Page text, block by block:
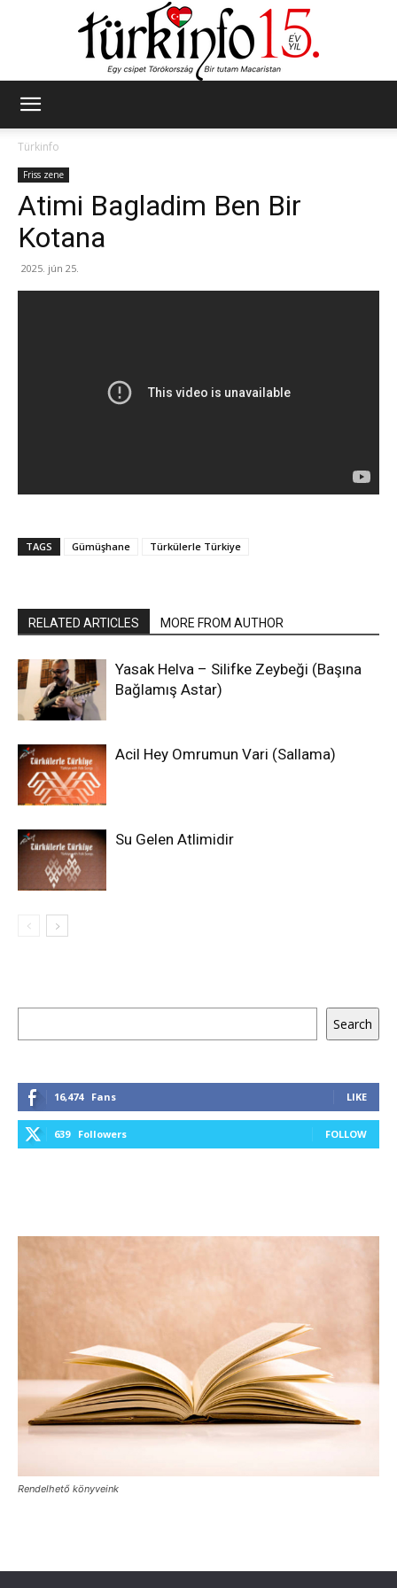
Türkinfo
Friss zene
Atimi Bagladim Ben Bir
Kotana
2025. jún 25.
TAGS Gümüşhane Türkülerle Türkiye
RELATED ARTICLES MORE FROM AUTHOR
Yasak Helva – Silifke Zeybeği (Başına
Bağlamış Astar)
Acil Hey Omrumun Vari (Sallama)
Su Gelen Atlimidir
Search
16,474 Fans LIKE
639 Followers FOLLOW
Rendelhető könyveink